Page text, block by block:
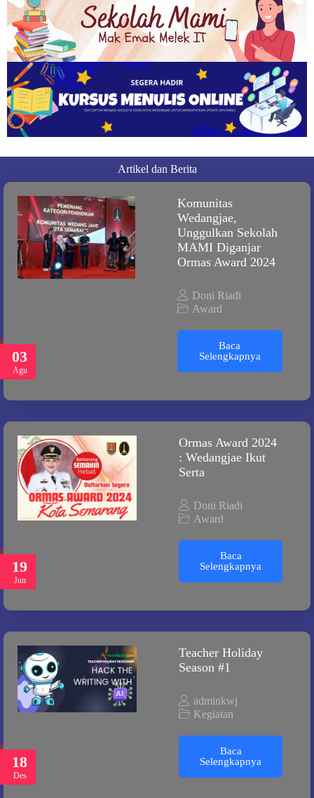
Artikel dan Berita
03
Agu
Komunitas
Wedangjae,
Unggulkan Sekolah
MAMI Diganjar
Ormas Award 2024
Doni Riadi
Award
Baca
Selengkapnya
19
Jun
Ormas Award 2024
: Wedangjae Ikut
Serta
Doni Riadi
Award
Baca
Selengkapnya
18
Des
Teacher Holiday
Season #1
adminkwj
Kegiatan
Baca
Selengkapnya